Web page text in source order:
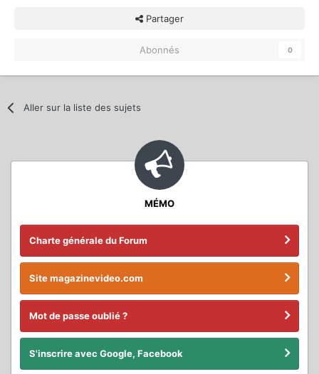
Partager
Abonnés 0
Aller sur la liste des sujets
MÉMO
Charte générale du Forum
Site magazinevideo.com
Mot de passe oublié ?
S'inscrire avec Google, Facebook